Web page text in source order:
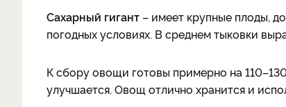
Сахарный гигант – имеет крупные плоды,
погодных условиях. В среднем тыковки
К сбору овощи готовы примерно на
улучшается. Овощ отлично хранится и